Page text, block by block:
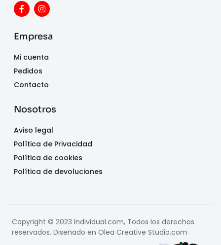
Empresa
Mi cuenta
Pedidos
Contacto
Nosotros
Aviso legal
Política de Privacidad
Política de cookies
Política de devoluciones
Copyright © 2023 Individual.com, Todos los derechos
reservados. Diseñado en Olea Creative Studio.com